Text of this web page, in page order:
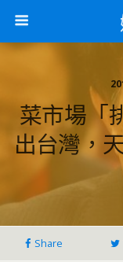
菜市場「
出台灣，
Share